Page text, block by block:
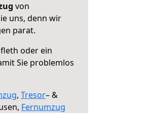
von
uns, denn wir
parat.
oder ein
Sie problemlos
, Tresor– &
Fernumzug